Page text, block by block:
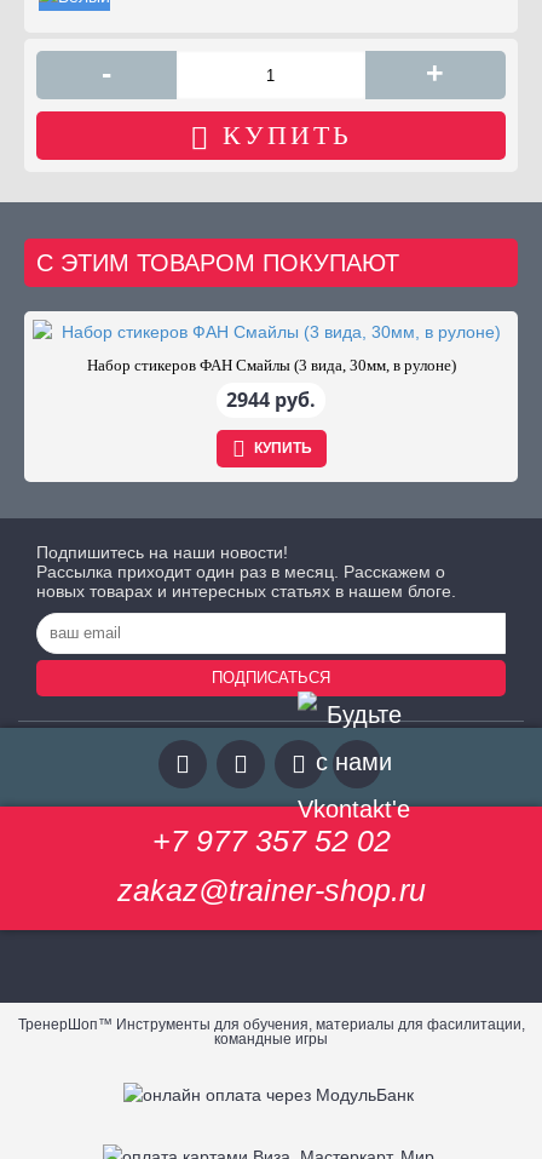
- +
КУПИТЬ
С ЭТИМ ТОВАРОМ ПОКУПАЮТ
Набор стикеров ФАН Смайлы (3 вида, 30мм, в рулоне)
2944 руб.
КУПИТЬ
Подпишитесь на наши новости!
Рассылка приходит один раз в месяц. Расскажем о
новых товарах и интересных статьях в нашем блоге.
ПОДПИСАТЬСЯ
+7 977 357 52 02
zakaz@trainer-shop.ru
ТренерШоп™ Инструменты для обучения, материалы для фасилитации,
командные игры